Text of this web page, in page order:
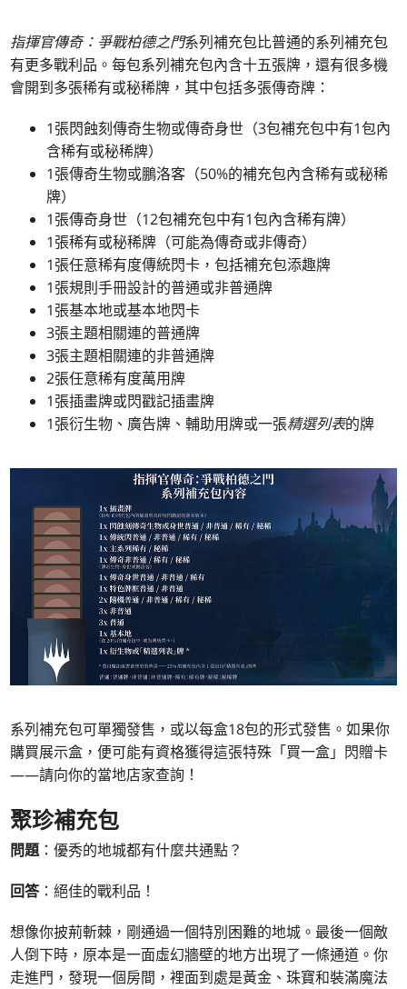
指揮官傳奇：爭戰柏德之門系列補充包比普通的系列補充包
有更多戰利品。每包系列補充包內含十五張牌，還有很多機
會開到多張稀有或秘稀牌，其中包括多張傳奇牌：
1張閃蝕刻傳奇生物或傳奇身世（3包補充包中有1包內
含稀有或秘稀牌）
1張傳奇生物或鵬洛客（50%的補充包內含稀有或秘稀
牌）
1張傳奇身世（12包補充包中有1包內含稀有牌）
1張稀有或秘稀牌（可能為傳奇或非傳奇）
1張任意稀有度傳統閃卡，包括補充包添趣牌
1張規則手冊設計的普通或非普通牌
1張基本地或基本地閃卡
3張主題相關連的普通牌
3張主題相關連的非普通牌
2張任意稀有度萬用牌
1張插畫牌或閃戳記插畫牌
1張衍生物、廣告牌、輔助用牌或一張精選列表的牌
系列補充包可單獨發售，或以每盒18包的形式發售。如果你
購買展示盒，便可能有資格獲得這張特殊「買一盒」閃贈卡
——請向你的當地店家查詢！
聚珍補充包
問題：優秀的地城都有什麼共通點？
回答：絕佳的戰利品！
想像你披荊斬棘，剛通過一個特別困難的地城。最後一個敵
人倒下時，原本是一面虛幻牆壁的地方出現了一條通道。你
走進門，發現一個房間，裡面到處是黃金、珠寶和裝滿魔法